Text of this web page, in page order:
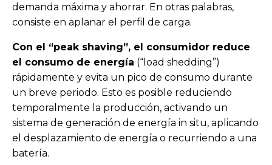
demanda máxima y ahorrar. En otras palabras,
consiste en aplanar el perfil de carga.
Con el “peak shaving”, el consumidor reduce
el consumo de energía (“load shedding”)
rápidamente y evita un pico de consumo durante
un breve periodo. Esto es posible reduciendo
temporalmente la producción, activando un
sistema de generación de energía in situ, aplicando
el desplazamiento de energía o recurriendo a una
batería.